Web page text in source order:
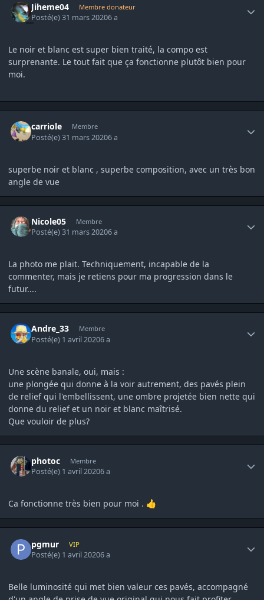
Jiheme04 Membre donateur
Posté(e)31 mars 20206 a
Le noir et blanc est super bien traité, la compo est
surprenante. Le tout fait que ça fonctionne plutôt bien pour
moi.
carriole Membre
Posté(e)31 mars 20206 a
superbe noir et blanc , superbe composition, avec un très bon
angle de vue
Nicole05 Membre
Posté(e)31 mars 20206 a
La photo me plait. Techniquement, incapable de la
commenter, mais je retiens pour ma progression dans le
futur....
Andre_33 Membre
Posté(e) 1 avril 20206 a
Une scène banale, oui, mais :
une plongée qui donne à la voir autrement, des pavés plein
de relief qui l'embellissent, une ombre projetée bien nette qui
donne du relief et un noir et blanc maîtrisé.
Que vouloir de plus?
photoc Membre
Posté(e) 1 avril 20206 a
Ca fonctionne très bien pour moi . 👍
pgmur VIP
Posté(e) 1 avril 20206 a
Belle luminosité qui met bien valeur ces pavés, accompagné